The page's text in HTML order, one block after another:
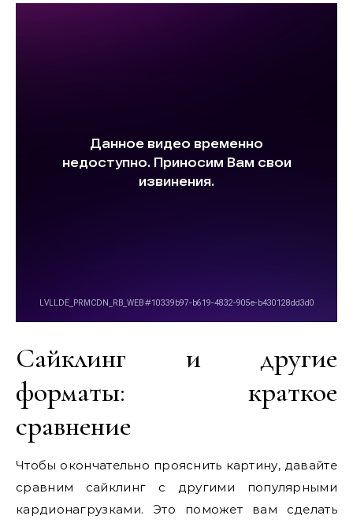
Сайклинг и другие
форматы: краткое
сравнение
Чтобы окончательно прояснить картину, давайте
сравним сайклинг с другими популярными
кардионагрузками. Это поможет вам сделать